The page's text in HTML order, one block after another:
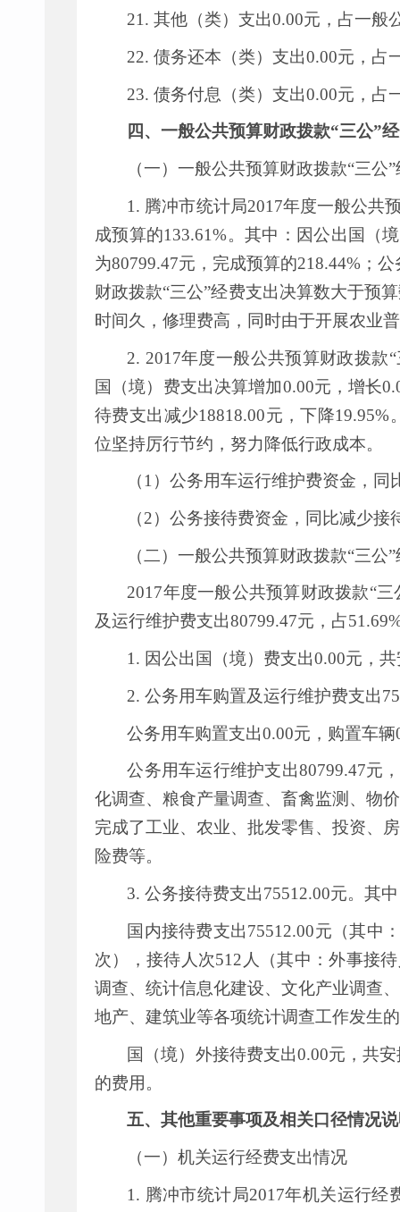
21.其他（类）支出0.00元，占一般
22.债务还本（类）支出0.00元，占
23.债务付息（类）支出0.00元，占
四、一般公共预算财政拨款“三公”
（一）一般公共预算财政拨款“三公”
1. 腾冲市统计局2017年度一般公共
成预算的133.61%。其中：因公出国（
为80799.47元，完成预算的218.44% ；
财政拨款“三公”经费支出决算数大于预
时间久，修理费高，同时由于开展农业
2. 2017年度一般公共预算财政拨款“
国（境）费支出决算增加0.00元，增长
待费支出减少18818.00元，下降19.95%
位坚持厉行节约，努力降低行政成本。
（1）公务用车运行维护费资金，
（2）公务接待费资金，同比减少接
（二）一般公共预算财政拨款“三公”
2017年度一般公共预算财政拨款“三
及运行维护费支出80799.47元，占
1. 因公出国（境）费支出0.00元，
2.公务用车购置及运行维护费支出
公务用车购置支出0.00元，购置车辆
公务用车运行维护支出80799.47元
化调查、粮食产量调查、畜禽监测、物
完成了工业、农业、批发零售、投资、
险费等。
3.公务接待费支出75512.00元。其
国内接待费支出75512.00元（其中
次），接待人次512 人（其中：外事接
调查、统计信息化建设、文化产业调查
地产、建筑业等各项统计调查工作发生
国（境）外接待费支出0.00元，共
的费用。
五、其他重要事项及相关口径情况
（一）机关运行经费支出情况
1. 腾冲市统计局2017年机关运行经